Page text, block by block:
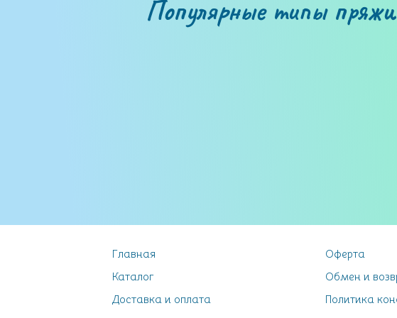
Популярные типы пряжи
Главная
Каталог
Доставка и оплата
Оферта
Обмен и
Политика